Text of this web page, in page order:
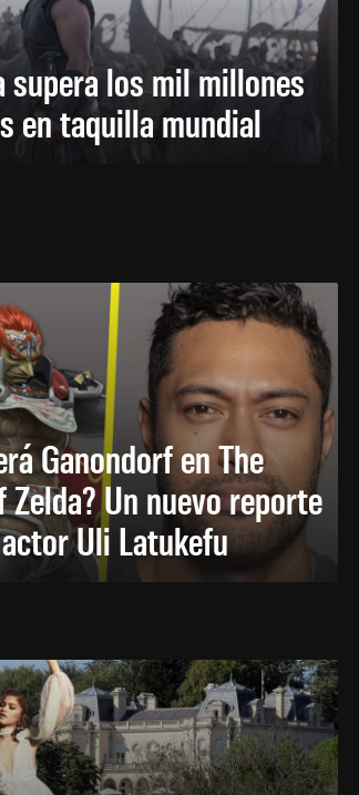
supera los mil millones
en taquilla mundial
Ganondorf en The
Zelda? Un nuevo reporte
Uli Latukefu